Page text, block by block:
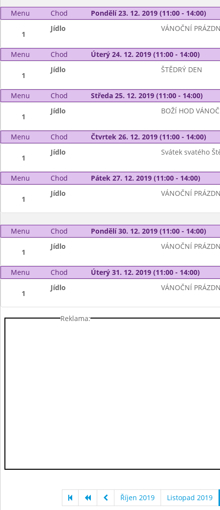
Menu Chod Pondělí 23. 12. 2019 (11:00 - 14:00)
1
Jídlo VÁNOČNÍ
Menu Chod Úterý 24. 12. 2019 (11:00 - 14:00)
1
Jídlo ŠTĚDRÝ DEN
Menu Chod Středa 25. 12. 2019 (11:00 - 14:00)
1
Jídlo BOŽÍ HOD
Menu Chod Čtvrtek 26. 12. 2019 (11:00 - 14:00)
1
Jídlo Svátek svatého
Menu Chod Pátek 27. 12. 2019 (11:00 - 14:00)
1
Jídlo VÁNOČNÍ
Menu Chod Pondělí 30. 12. 2019 (11:00 - 14:00)
1
Jídlo VÁNOČNÍ
Menu Chod Úterý 31. 12. 2019 (11:00 - 14:00)
1
Jídlo VÁNOČNÍ
Reklama:
Říjen 2019 Listopad 2019